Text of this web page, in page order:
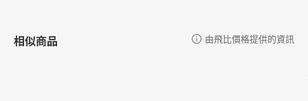
相似商品 由飛比價格提供的資訊